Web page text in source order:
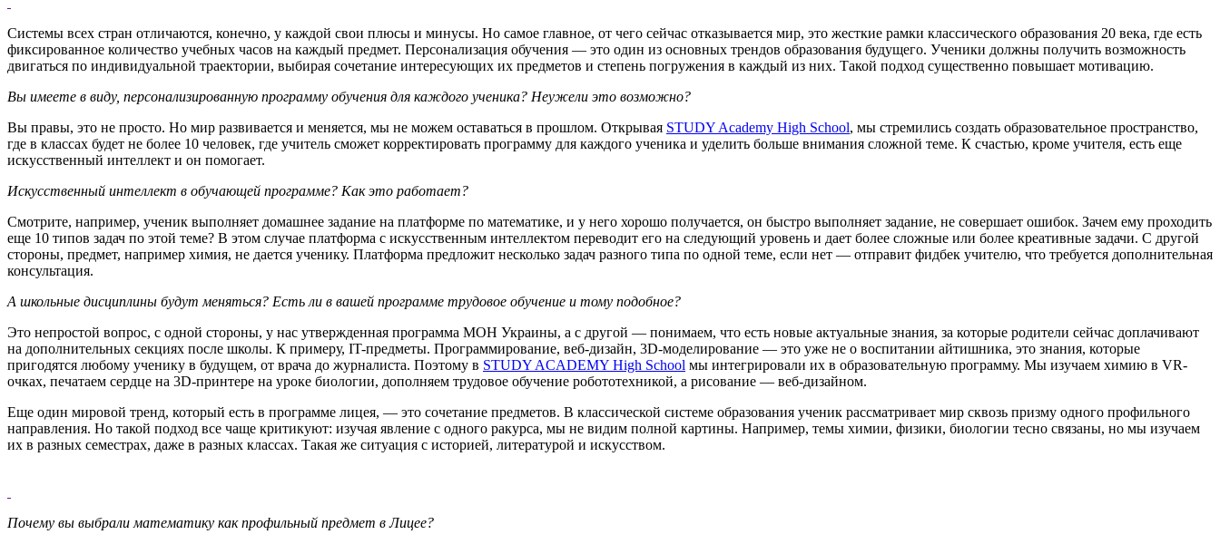
Системы всех стран отличаются, конечно, у каждой свои плюсы и минусы. Но самое главное, от чего сейчас отказывается мир, это жесткие рамки классического образования 20 века, где есть
фиксированное количество учебных часов на каждый предмет. Персонализация обучения — это один из основных трендов образования будущего. Ученики должны получить возможность
двигаться по индивидуальной траектории, выбирая сочетание интересующих их предметов и степень погружения в каждый из них. Такой подход существенно повышает мотивацию.
Вы имеете в виду, персонализированную программу обучения для каждого ученика? Неужели это возможно?
Вы правы, это не просто. Но мир развивается и меняется, мы не можем оставаться в прошлом. Открывая STUDY Academy High School, мы стремились создать образовательное пространство,
где в классах будет не более 10 человек, где учитель сможет корректировать программу для каждого ученика и уделить больше внимания сложной теме. К счастью, кроме учителя, есть еще
искусственный интеллект и он помогает.
Искусственный интеллект в обучающей программе? Как это работает?
Смотрите, например, ученик выполняет домашнее задание на платформе по математике, и у него хорошо получается, он быстро выполняет задание, не совершает ошибок. Зачем ему проходить
еще 10 типов задач по этой теме? В этом случае платформа с искусственным интеллектом переводит его на следующий уровень и дает более сложные или более креативные задачи. С другой
стороны, предмет, например химия, не дается ученику. Платформа предложит несколько задач разного типа по одной теме, если нет — отправит фидбек учителю, что требуется дополнительная
консультация.
А школьные дисциплины будут меняться? Есть ли в вашей программе трудовое обучение и тому подобное?
Это непростой вопрос, с одной стороны, у нас утвержденная программа МОН Украины, а с другой — понимаем, что есть новые актуальные знания, за которые родители сейчас доплачивают
на дополнительных секциях после школы. К примеру, IT-предметы. Программирование, веб-дизайн, 3D-моделирование — это уже не о воспитании айтишника, это знания, которые
пригодятся любому ученику в будущем, от врача до журналиста. Поэтому в STUDY ACADEMY High School мы интегрировали их в образовательную программу. Мы изучаем химию в VR-
очках, печатаем сердце на 3D-принтере на уроке биологии, дополняем трудовое обучение робототехникой, а рисование — веб-дизайном.
Еще один мировой тренд, который есть в программе лицея, — это сочетание предметов. В классической системе образования ученик рассматривает мир сквозь призму одного профильного
направления. Но такой подход все чаще критикуют: изучая явление с одного ракурса, мы не видим полной картины. Например, темы химии, физики, биологии тесно связаны, но мы изучаем
их в разных семестрах, даже в разных классах. Такая же ситуация с историей, литературой и искусством.
Почему вы выбрали математику как профильный предмет в Лицее?